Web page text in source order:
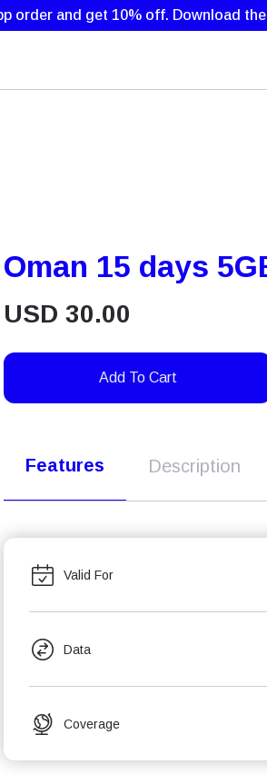
order and get 10% off. Download
Oman 15 days
USD 30.00
Add To Cart
Features Description
Valid For
Data
Coverage